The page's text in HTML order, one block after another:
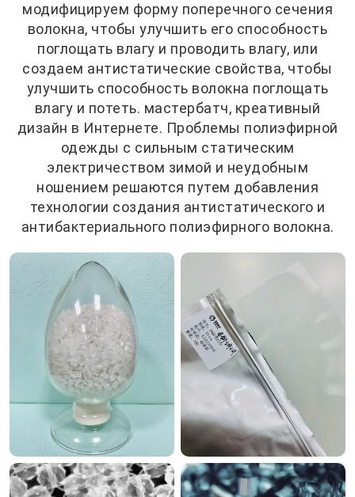
модифицируем форму поперечного сечения
волокна, чтобы улучшить его способность
поглощать влагу и проводить влагу, или
создаем антистатические свойства, чтобы
улучшить способность волокна поглощать
влагу и потеть. мастербатч, креативный
дизайн в Интернете. Проблемы полиэфирной
одежды с сильным статическим
электричеством зимой и неудобным
ношением решаются путем добавления
технологии создания антистатического и
антибактериального полиэфирного волокна.